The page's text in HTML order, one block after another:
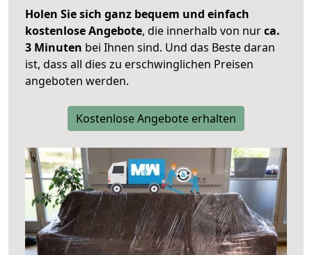
Holen Sie sich ganz bequem und einfach
kostenlose Angebote, die innerhalb von nurca.
3 Minuten bei Ihnen sind. Und das Beste daran
ist, dass all dies zu erschwinglichen Preisen
angeboten werden.
Kostenlose Angebote erhalten